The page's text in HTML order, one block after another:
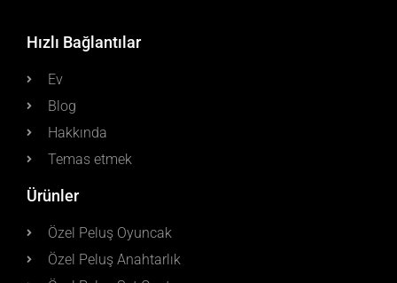
Hızlı Bağlantılar
Ev
Blog
Hakkında
Temas etmek
Ürünler
Özel Peluş Oyuncak
Özel Peluş Anahtarlık